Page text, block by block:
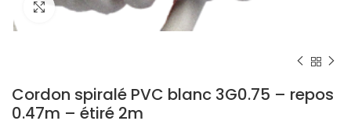
Cliquez pour agrandir
Cordon spiralé PVC blanc 3G0.75 – repos
0.47m – étiré 2m